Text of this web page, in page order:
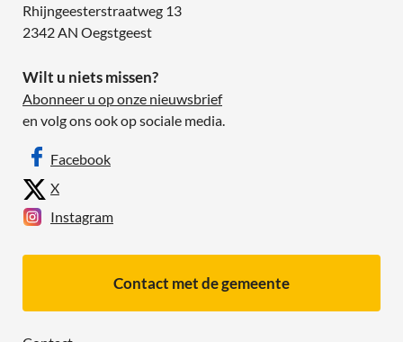
Rhijngeesterstraatweg 13
2342 AN Oegstgeest
Wilt u niets missen?
Abonneer u op onze nieuwsbrief
en volg ons ook op sociale media.
Facebook
X
Instagram
Contact met de gemeente